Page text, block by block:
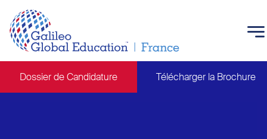
Dossier de Candidature Télécharger la Brochure